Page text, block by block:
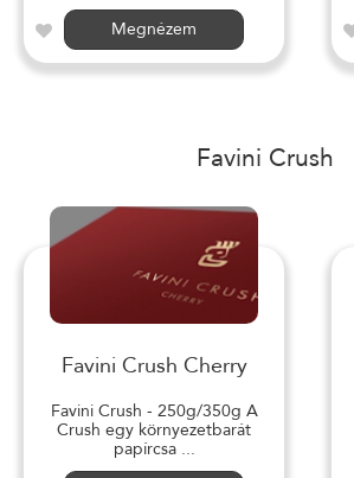
Megnézem
Favini Crush
Favini Crush Cherry
Favini Crush - 250g/350g A
Crush egy környezetbarát
papírcsa ...